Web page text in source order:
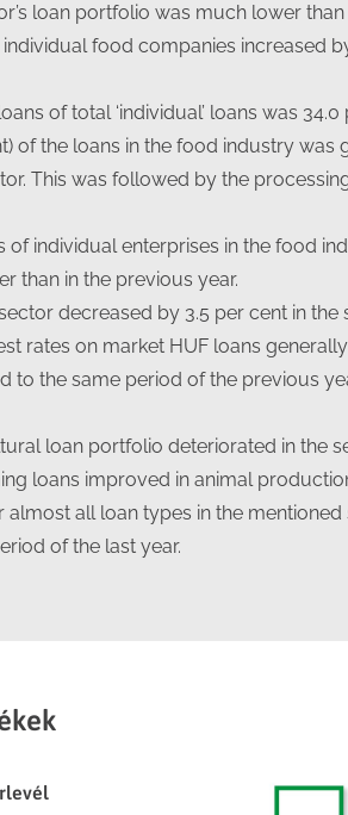
loan portfolio was much lower
food companies increased
of total ‘individual’ loans was
of the loans in the food industry
This was followed by the
of individual enterprises in the food
than in the previous year.
decreased by 3.5 per cent in the
rates on market HUF loans
to the same period of the previous
loan portfolio deteriorated in the
loans improved in animal
all loan types in the
of the last year.